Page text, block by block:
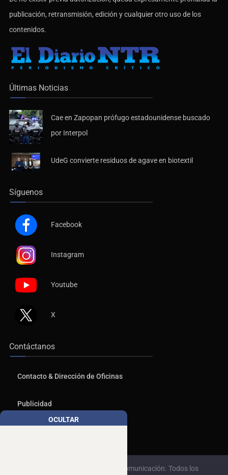
publicación, retransmisión, edición y cualquier otro uso de los
contenidos.
Últimas Noticias
Cae en Zapopan prófugo estadounidense buscado
por Interpol
UdeG convierte residuos de agave en biotextil
Síguenos
Facebook
Instagram
Youtube
X
Contáctanos
Contacto & Dirección de Oficinas
Publicidad
© 2026, Copyrights NTR Medios de Comunicación. Todos los
OCULTAR